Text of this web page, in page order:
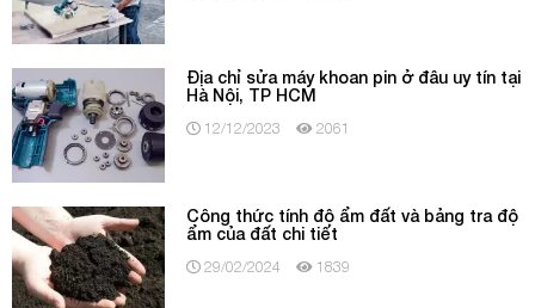
Địa chỉ sửa máy khoan pin ở đâu uy tín tại
Hà Nội, TP HCM
12/12/2023 2061
Công thức tính độ ẩm đất và bảng tra độ
ẩm của đất chi tiết
29/02/2024 1839